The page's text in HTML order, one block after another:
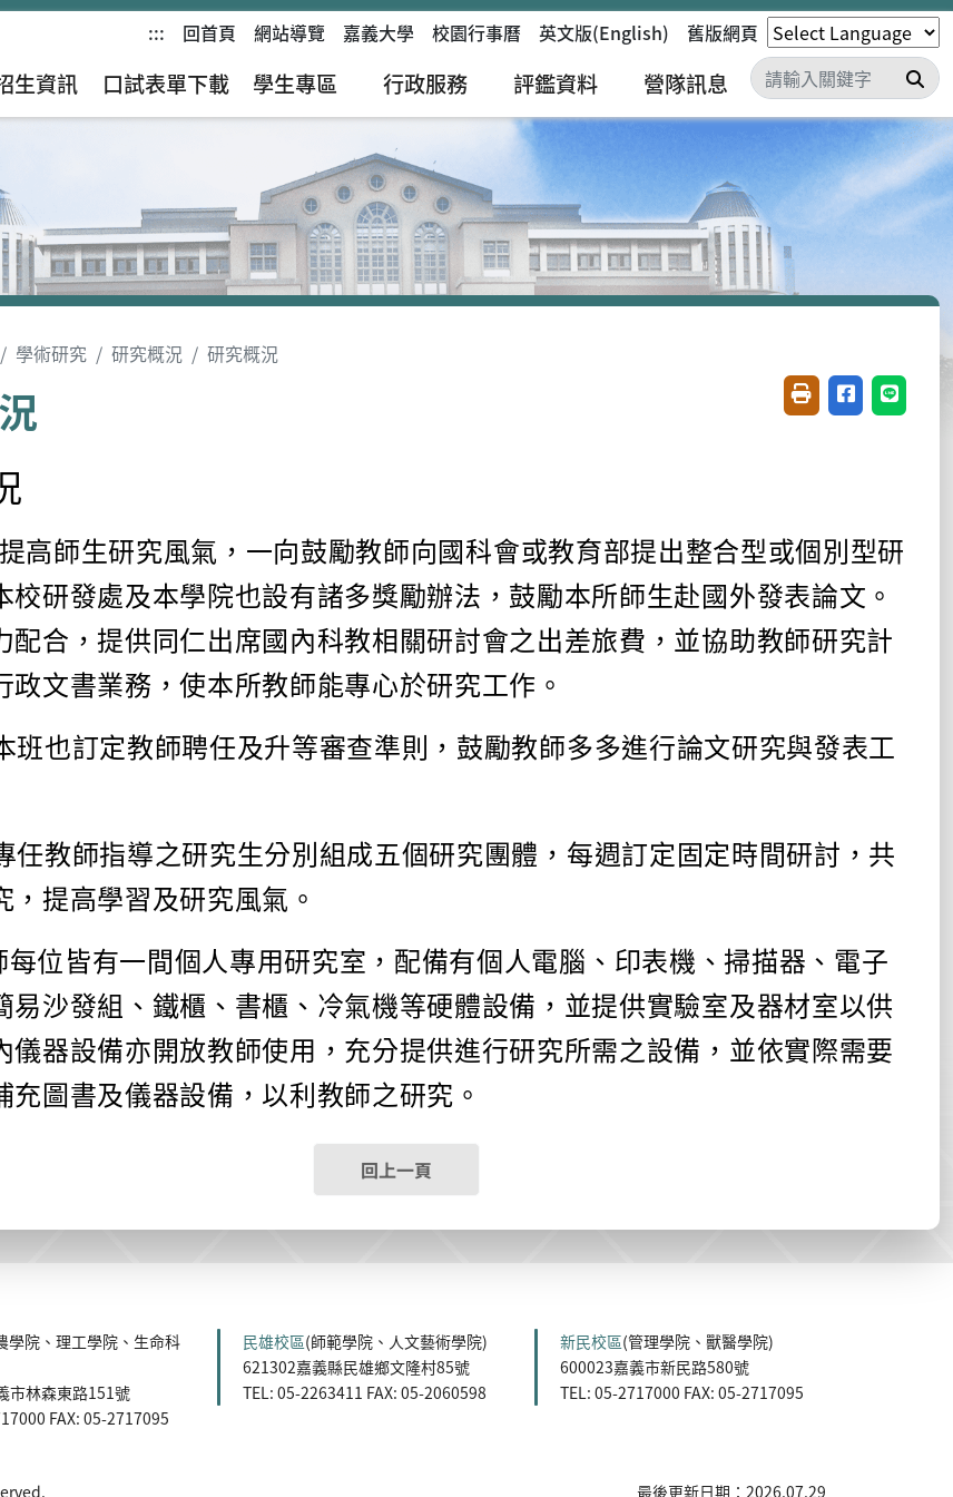
::: 回首頁 網站導覽 嘉義大學 校園行事曆 英文版(English) 舊版網頁
生資訊 口試表單下載 學生專區 行政服務 評鑑資料 營隊訊息 搜
學術研究 研究概況 研究概況
友善列印(開新視窗)
分享至臉書(
分享至
高師生研究風氣，一向鼓勵教師向國科會或教育部提出整合型或個別型研
校研發處及本學院也設有諸多獎勵辦法，鼓勵本所師生赴國外發表論文。
配合，提供同仁出席國內科教相關研討會之出差旅費，並協助教師研究計
政文書業務，使本所教師能專心於研究工作。
班也訂定教師聘任及升等審查準則，鼓勵教師多多進行論文研究與發表工
任教師指導之研究生分別組成五個研究團體，每週訂定固定時間研討，共
，提高學習及研究風氣。
每位皆有一間個人專用研究室，配備有個人電腦、印表機、掃描器、電子
易沙發組、鐵櫃、書櫃、冷氣機等硬體設備，並提供實驗室及器材室以供
儀器設備亦開放教師使用，充分提供進行研究所需之設備，並依實際需要
充圖書及儀器設備，以利教師之研究。
回上一頁
學院、理工學院、生命科
市林森東路151號
FAX: 05-2717095
民雄校區(師範學院、人文藝術學院)
621302嘉義縣民雄鄉文隆村85號
TEL: 05-2263411 FAX: 05-2060598
新民校區(管理學院、獸醫學院)
600023嘉義市新民路580號
TEL: 05-2717000 FAX: 05-2717095
最後更新日期：2026.07.29